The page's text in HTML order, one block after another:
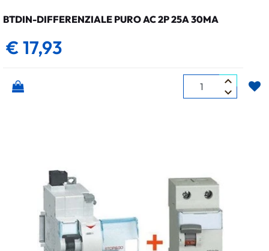
BTDIN-DIFFERENZIALE PURO AC 2P 25A 30MA
€ 17,93
Quantità